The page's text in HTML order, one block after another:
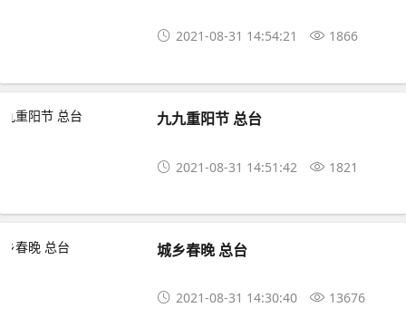
2021-08-31 14:54:21 1866
九九重阳节 总台
2021-08-31 14:51:42 1821
城乡春晚 总台
2021-08-31 14:30:40 13676